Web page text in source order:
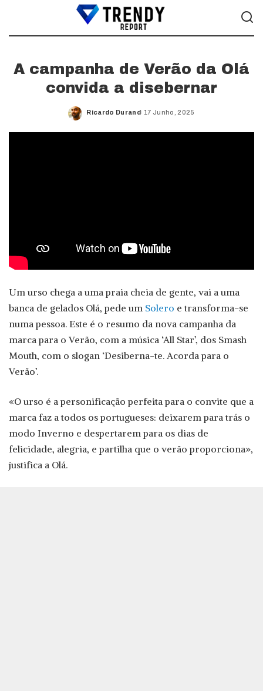
A campanha de Verão da Olá
convida a disebernar
Posted
Ricardo Durand 17 Junho, 2025
Um urso chega a uma praia cheia de gente, vai a uma
banca de gelados Olá, pede um Solero e transforma-se
numa pessoa. Este é o resumo da nova campanha da
marca para o Verão, com a música ‘All Star’, dos Smash
Mouth, com o slogan ‘Desiberna-te. Acorda para o
Verão’.
«O urso é a personificação perfeita para o convite que a
marca faz a todos os portugueses: deixarem para trás o
modo Inverno e despertarem para os dias de
felicidade, alegria, e partilha que o verão proporciona»,
justifica a Olá.